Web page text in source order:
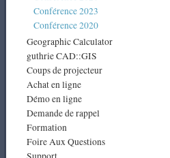
Conférence 2023
Conférence 2020
Geographic Calculator
guthrie CAD::GIS
Coups de projecteur
Achat en ligne
Démo en ligne
Demande de rappel
Formation
Foire Aux Questions